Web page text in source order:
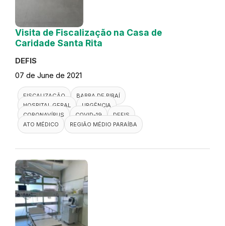
Visita de Fiscalização na Casa de
Caridade Santa Rita
DEFIS
07 de June de 2021
FISCALIZAÇÃO
BARRA DE PIRAÍ
HOSPITAL GERAL
URGÊNCIA
CORONAVÍRUS
COVID-19
DEFIS
ATO MÉDICO
REGIÃO MÉDIO PARAÍBA